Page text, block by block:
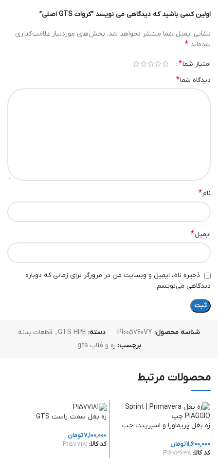
اولین کسی باشید که دیدگاهی می نویسد “کروات GTS اصلی”
نشانی ایمیل شما منتشر نخواهد شد. بخش‌های موردنیاز علامت‌گذاری
شده‌اند *
امتیاز شما*
دیدگاه شما*
نام*
ایمیل*
ذخیره نام، ایمیل و وبسایت من در مرورگر برای زمانی که دوباره
دیدگاهی می‌نویسم.
شناسه محصول: PI005760VY دسته: GTS HPE
, قطعات بدنه
برچسب: زه و فلاپ gts
محصولات مرتبط
زه بغل پریماورا و اسپرینت چپ
11,600,000تومان
کد کالا: PI673638
زه بغل سمت راست GTS
7,100,000تومان
کد کالا: PI577181